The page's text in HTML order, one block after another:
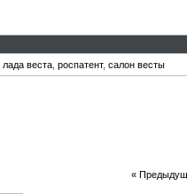
лада веста роспатент, салон весты
«